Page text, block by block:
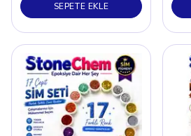
SEPETE EKLE